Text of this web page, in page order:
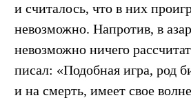
и считалось, что в них
невозможно. Напротив, в
невозможно ничего
писал: «Подобная игра, род
и на смерть, имеет свое